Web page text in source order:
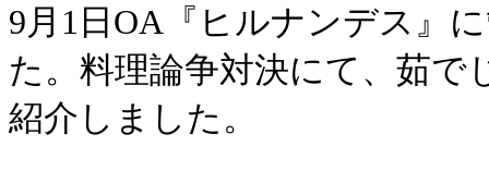
9月1日OA『ヒルナンデス』
た。料理論争対決にて、茹
紹介しました。